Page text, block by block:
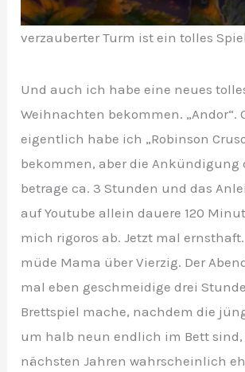
verzauberter Turm ist ein tolles Spiel
Und auch ich habe eine neues
Weihnachten bekommen. „Andor“.
eigentlich habe ich „Robinson
bekommen, aber die Ankündigung
betrage ca. 3 Stunden und das
auf Youtube allein dauere 120
mich rigoros ab. Jetzt mal
müde Mama über Vierzig. Der
mal eben geschmeidige drei
Brettspiel mache, nachdem die
um halb neun endlich im Bett
nächsten Jahren wahrscheinlich